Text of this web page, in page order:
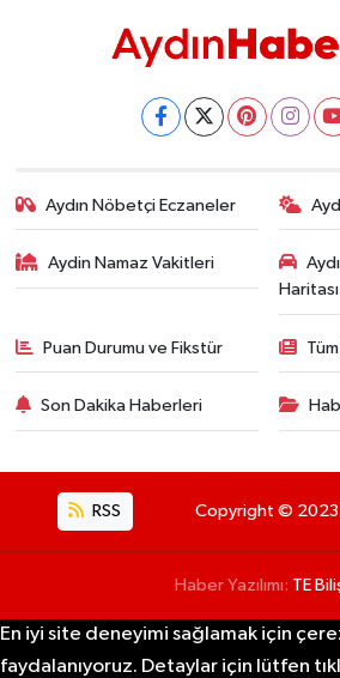
Aydın Nöbetçi Eczaneler
Aydin Namaz Vakitleri
Haritası
Puan Durumu ve Fikstür
Son Dakika Haberleri
RSS Copyright © 2023.
Haber Yazılımı: TE
En iyi site deneyimi sağlamak için
faydalanıyoruz. Detaylar için lütfen